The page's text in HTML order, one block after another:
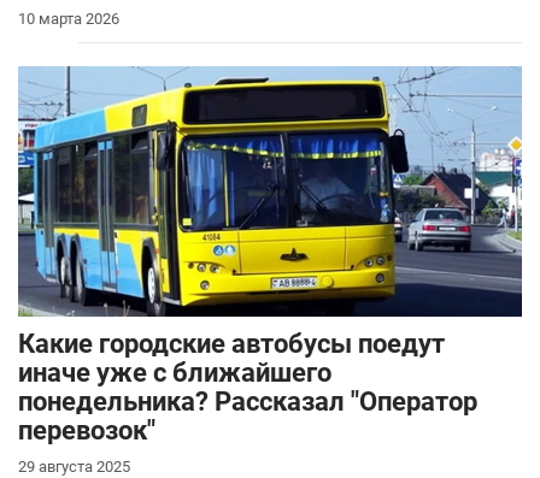
10 марта 2026
Какие городские автобусы поедут
иначе уже с ближайшего
понедельника? Рассказал "Оператор
перевозок"
29 августа 2025